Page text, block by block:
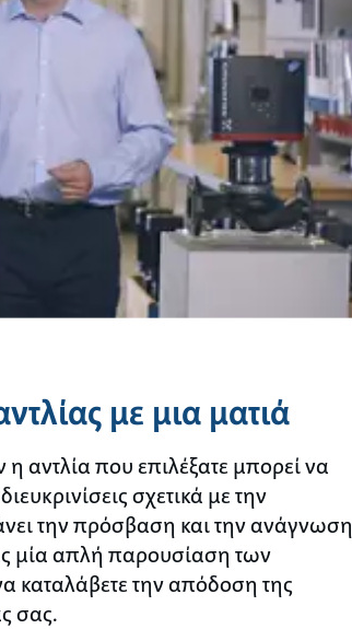
με μια ματιά
αντλία που επιλέξατε μπορεί να
σχετικά με την
την πρόσβαση και την ανάγνωση
μία απλή παρουσίαση των
καταλάβετε την απόδοση της
σας.